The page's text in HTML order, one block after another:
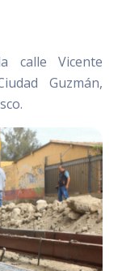
calle Vicente
Guzmán,